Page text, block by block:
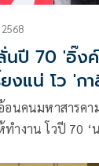
นปี 70 'อิ๊ง
งแน่ โว 'ก
แต่โดนสกัด
อนคนมหาสารคา
ฯ อิ๊งค์’ สมัยสองจะสร้าง